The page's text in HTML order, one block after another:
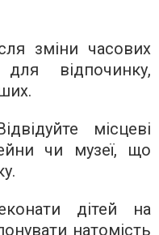
зміни часових
відпочинку,
місцеві
чи музеї, що
дітей на
натомість